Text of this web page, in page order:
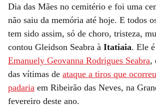
Dia das Mães no cemitério e foi uma
não saiu da memória até hoje. E todos
tem sido assim, só de choro, tristeza,
contou Gleidson Seabra à Itatiaia. Ele
Emanuely Geovanna Rodrigues Seabra,
das vítimas de ataque a tiros que
padaria em Ribeirão das Neves, na
fevereiro deste ano.